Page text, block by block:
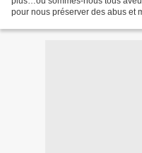
pour nous préserver des abus et